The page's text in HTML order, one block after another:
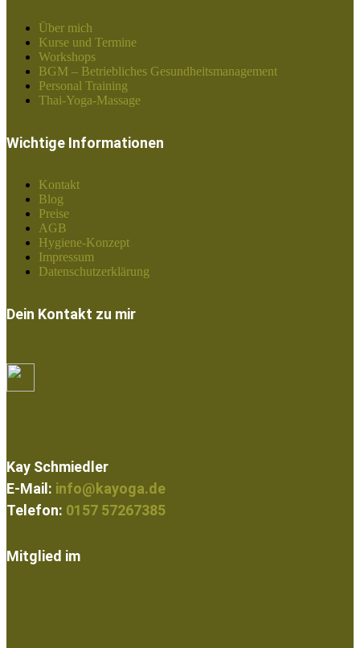
Über mich
Kurse und Termine
Workshops
BGM – Betriebliches Gesundheitsmanagement
Personal Training
Thai-Yoga-Massage
Wichtige Informationen
Kontakt
Blog
Preise
AGB
Hygiene-Konzept
Impressum
Datenschutzerklärung
Dein Kontakt zu mir
Kay Schmiedler
E-Mail: info@kayoga.de
Telefon: 0157 57267385
Mitglied im